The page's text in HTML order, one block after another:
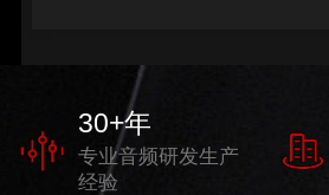
30+年
专业音频研发生产
经验